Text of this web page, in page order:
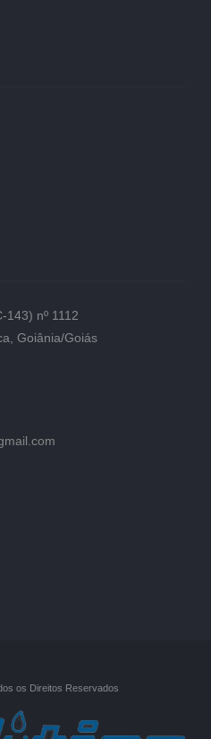
143) nº 1112
Goiânia/Goiás
os Direitos Reservados